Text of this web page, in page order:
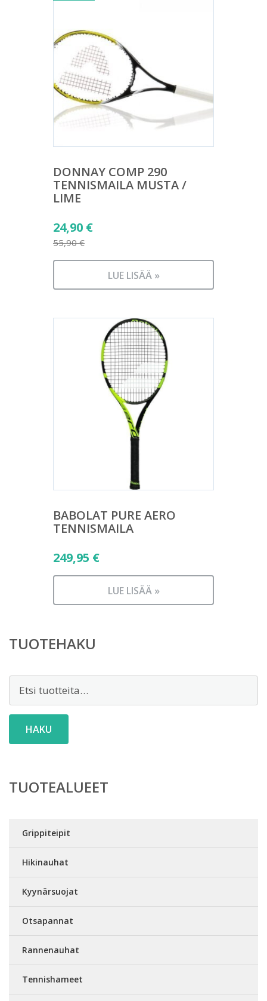
DONNAY COMP 290
TENNISMAILA MUSTA /
LIME
55,90€
Alkuperäinen
hinta
oli:
24,90 €
Nykyinen
on:
LUE LISÄÄ »
BABOLAT PURE AERO
TENNISMAILA
249,95 €
LUE LISÄÄ »
TUOTEHAKU
Etsi:
HAKU
TUOTEALUEET
Grippiteipit
Hikinauhat
Kyynärsuojat
Otsapannat
Rannenauhat
Tennishameet